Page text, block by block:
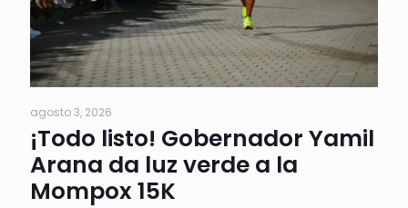
agosto 3, 2026
¡Todo listo! Gobernador Yamil
Arana da luz verde a la
Mompox 15K